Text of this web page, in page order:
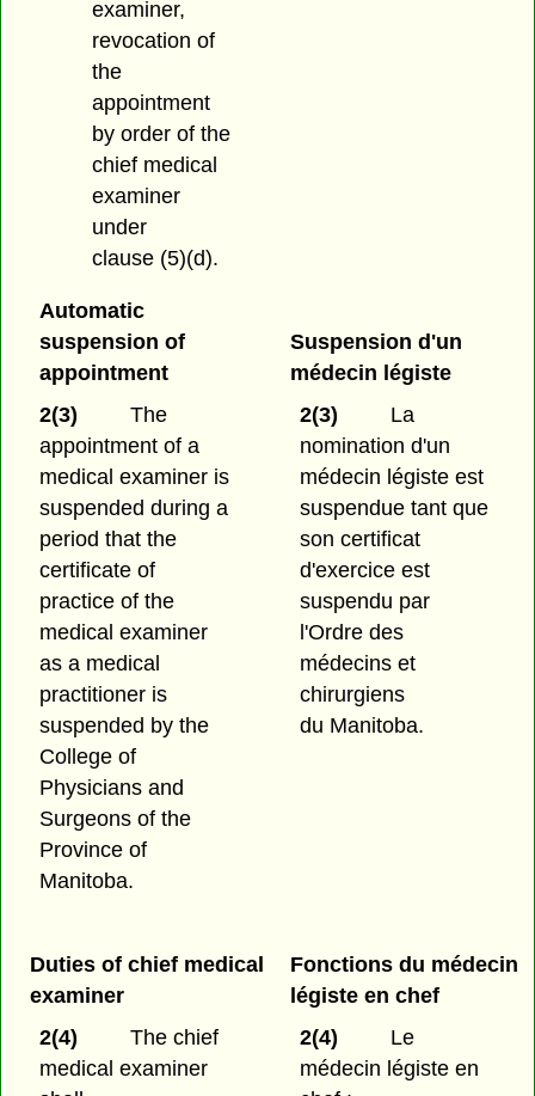
examiner,
revocation of
the
appointment
by order of the
chief medical
examiner
under
clause (5)(d).
Automatic
suspension of
appointment
2(3)
The
appointment of a
medical examiner is
suspended during a
period that the
certificate of
practice of the
medical examiner
as a medical
practitioner is
suspended by the
College of
Physicians and
Surgeons of the
Province of
Manitoba.
Suspension d'un
médecin légiste
2(3)
La
nomination d'un
médecin légiste est
suspendue tant que
son certificat
d'exercice est
suspendu par
l'Ordre des
médecins et
chirurgiens
du Manitoba.
Duties of chief medical
examiner
2(4)
The chief
medical examiner
Fonctions du médecin
légiste en chef
2(4)
Le
médecin légiste en